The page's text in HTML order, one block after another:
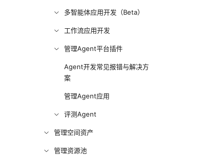
多智能体应用开发（Beta）
工作流应用开发
管理Agent平台插件
Agent开发常见报错与解决方
案
管理Agent应用
评测Agent
管理空间资产
管理资源池